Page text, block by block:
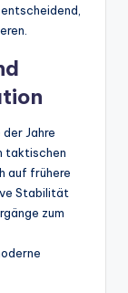
Jahre
taktischen
auf frühere
Stabilität
zum